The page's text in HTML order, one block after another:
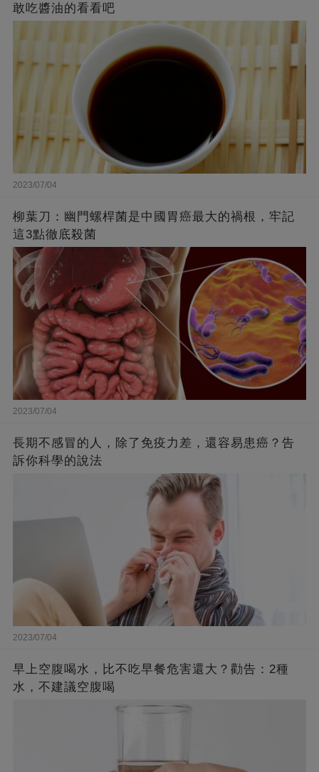
敢吃醬油的看看吧
2023/07/04
柳葉刀：幽門螺桿菌是中國胃癌最大的禍根，牢記
這3點徹底殺菌
2023/07/04
長期不感冒的人，除了免疫力差，還容易患癌？告
訴你科學的說法
2023/07/04
早上空腹喝水，比不吃早餐危害還大？勸告：2種
水，不建議空腹喝